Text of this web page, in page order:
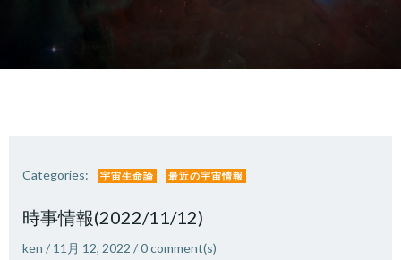
Categories: 宇宙生命論 最近の宇宙情報
時事情報(2022/11/12)
ken / 11月 12, 2022 /0comment(s)